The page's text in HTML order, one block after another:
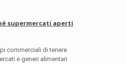
supermercati aperti
commerciali di tenere
e generi alimentari